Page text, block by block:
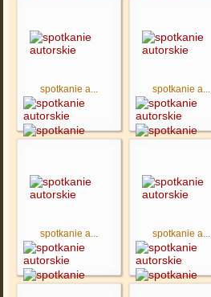
spotkanie a... spotkanie a...
spotkanie a... spotkanie a...